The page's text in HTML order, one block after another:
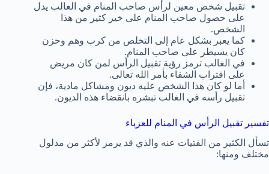
تقبيل شخص معين لرأس صاحب المنام في الغالب يدل
على حصول صاحب المنام على خير كثير من هذا
الشخص.
كما يعبر بشكل عام إلى التخلص من كرب وهم وحزن
كان يسيطر على صاحب المنام.
في الغالب ترمز رؤية تقبيل الرأس لمن كان مريض
على اقتراب الشفاء بأمر الله تعالى.
أما لو كان هذا الشخص عليه ديون ومشاكل مادية، فإن
تقبيل رأسه في الغالب تبشره بانقضاء هذه الديون.
تفسير تقبيل الرأس في المنام للعزباء
تسأل الكثير من الفتيات عنه والذي قد يرمز لأكثر من مدلول
مختلف ومنها: